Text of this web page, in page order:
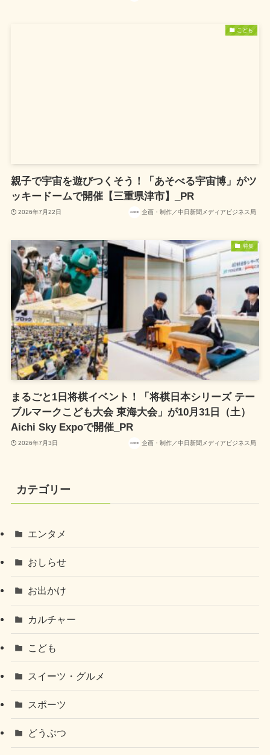
こども
親子で宇宙を遊びつくそう！「あそべる宇宙博」がツ
ッキードームで開催【三重県津市】_PR
2026年7月22日 企画・制作／中日新聞メディアビジネス局
特集
まるごと1日将棋イベント！「将棋日本シリーズ テー
ブルマークこども大会 東海大会」が10月31日（土）
Aichi Sky Expoで開催_PR
2026年7月3日 企画・制作／中日新聞メディアビジネス局
カテゴリー
エンタメ
おしらせ
お出かけ
カルチャー
こども
スイーツ・グルメ
スポーツ
どうぶつ